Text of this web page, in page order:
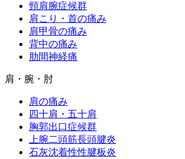
頸肩腕症候群
肩こり・首の痛み
肩甲骨の痛み
背中の痛み
肋間神経痛
肩・腕・肘
肩の痛み
四十肩・五十肩
胸郭出口症候群
上腕二頭筋長頭腱炎
石灰沈着性性腱板炎